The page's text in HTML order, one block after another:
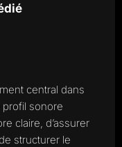
central dans
sonore
claire, d’assurer
structurer le